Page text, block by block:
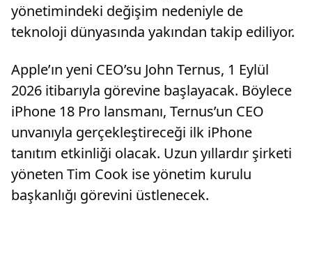
yönetimindeki değişim nedeniyle de
teknoloji dünyasında yakından takip ediliyor.
Apple’ın yeni CEO’su John Ternus, 1 Eylül
2026 itibarıyla görevine başlayacak. Böylece
iPhone 18 Pro lansmanı, Ternus’un CEO
unvanıyla gerçekleştireceği ilk iPhone
tanıtım etkinliği olacak. Uzun yıllardır şirketi
yöneten Tim Cook ise yönetim kurulu
başkanlığı görevini üstlenecek.